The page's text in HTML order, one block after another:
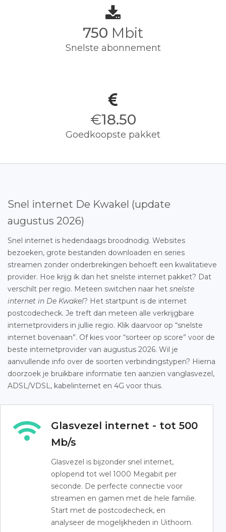
750 Mbit
Snelste abonnement
€18.50
Goedkoopste pakket
Snel internet De Kwakel (update
augustus 2026)
Snel internet is hedendaags broodnodig. Websites
bezoeken, grote bestanden downloaden en series
streamen zonder onderbrekingen behoeft een kwalitatieve
provider. Hoe krijg ik dan het snelste internet pakket? Dat
verschilt per regio. Meteen switchen naar het snelste
internet in De Kwakel? Het startpunt is de internet
postcodecheck. Je treft dan meteen alle verkrijgbare
internetproviders in jullie regio. Klik daarvoor op “snelste
internet bovenaan”. Of kies voor “sorteer op score” voor de
beste internetprovider van augustus 2026. Wil je
aanvullende info over de soorten verbindingstypen? Hierna
doorzoek je bruikbare informatie ten aanzien vanglasvezel,
ADSL/VDSL, kabelinternet en 4G voor thuis.
Glasvezel internet - tot 500
Mb/s
Glasvezel is bijzonder snel internet,
oplopend tot wel 1000 Megabit per
seconde. De perfecte connectie voor
streamen en gamen met de hele familie.
Start met de postcodecheck, en
analyseer de mogelijkheden in Uithoorn.